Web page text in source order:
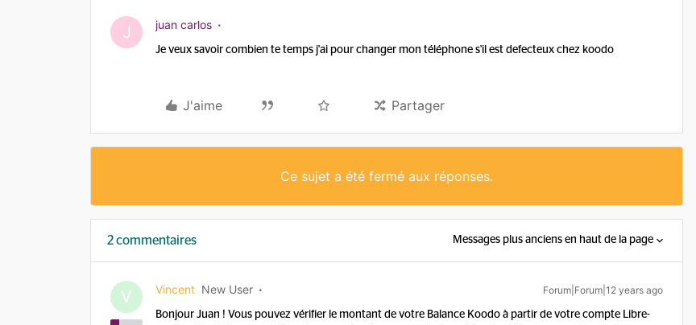
J juan carlos
Je veux savoir combien te temps j'ai pour changer mon téléphone s'il est defecteux chez koodo
J'aime Partager
Ce sujet a été fermé aux réponses.
2 commentaires Messages plus anciens en haut de la page
V Vincent New User Forum|Forum|12 years ago
Bonjour Juan ! Vous pouvez vérifier le montant de votre Balance Koodo à partir de votre compte Libre-